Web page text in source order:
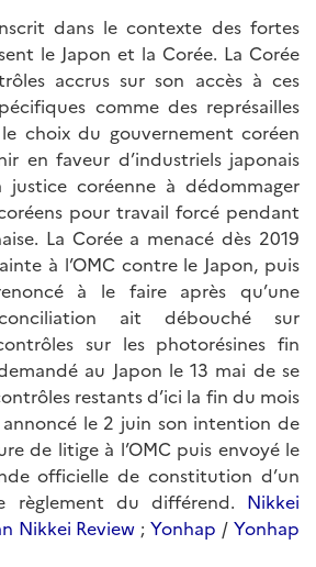
dans le contexte des fortes
le Japon et la Corée. La Corée
accrus sur son accès à ces
comme des représailles
choix du gouvernement coréen
en faveur d’industriels japonais
justice coréenne à dédommager
pour travail forcé pendant
La Corée a menacé dès 2019
à l’OMC contre le Japon, puis
à le faire après qu’une
ait débouché sur
sur les photorésines fin
au Japon le 13 mai de se
restants d’ici la fin du mois
le 2 juin son intention de
de litige à l’OMC puis envoyé le
officielle de constitution d’un
règlement du différend. Nikkei
Nikkei Review ;Yonhap /Yonhap